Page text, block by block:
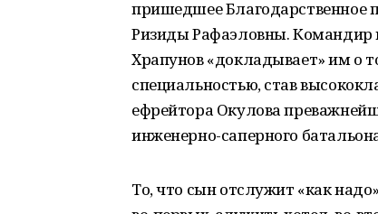
пришедшее Благодарственное
Ризиды Рафаэловны. Командир
Храпунов «докладывает» им о
специальностью, став
ефрейтора Окулова
инженерно-саперного
То, что сын отслужит «как